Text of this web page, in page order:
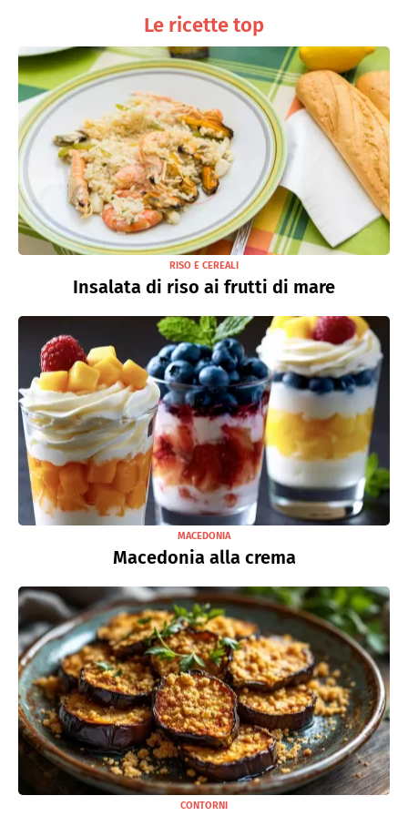
Le ricette top
RISO E CEREALI
Insalata di riso ai frutti di mare
MACEDONIA
Macedonia alla crema
CONTORNI